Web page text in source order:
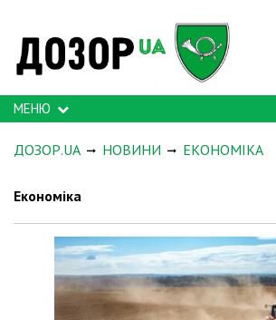
МЕНЮ
ДОЗОР.UA НОВИНИ ЕКОНОМІКА
Економіка